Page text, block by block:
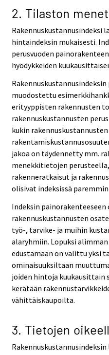
2. Tilaston
Rakennuskustannusindeksi
hintaindeksin mukaisesti.
perusvuoden
hyödykkeiden
muodostettu
erityyppisten rakennusten
rakennuskustannusten
kukin
jakoa on täydennetty mm.
menekkitietojen
rakenneratkaisut ja
olisivat indeksissä
Indeksin
rakennuskustannusten
työ-, tarvike- ja muihin
alaryhmiin. Lopuksi
edustamaan on valittu yksi
ominaisuuksiltaan
joiden hintoja kuukausittain
kerätään
vähittäiskaupoilta.
3. Tietojen